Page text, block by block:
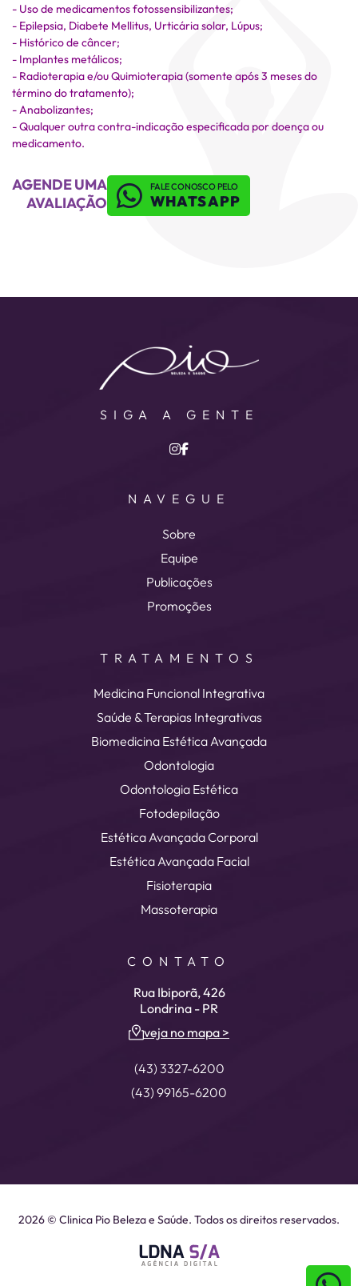
- Uso de medicamentos fotossensibilizantes;
- Epilepsia, Diabete Mellitus, Urticária solar, Lúpus;
- Histórico de câncer;
- Implantes metálicos;
- Radioterapia e/ou Quimioterapia (somente após 3 meses do
término do tratamento);
- Anabolizantes;
- Qualquer outra contra-indicação especificada por doença ou
medicamento.
AGENDE UMA
AVALIAÇÃO
FALE CONOSCO PELO
WHATSAPP
SIGA A GENTE
NAVEGUE
Sobre
Equipe
Publicações
Promoções
TRATAMENTOS
Medicina Funcional Integrativa
Saúde & Terapias Integrativas
Biomedicina Estética Avançada
Odontologia
Odontologia Estética
Fotodepilação
Estética Avançada Corporal
Estética Avançada Facial
Fisioterapia
Massoterapia
CONTATO
Rua Ibiporã, 426
Londrina - PR
veja no mapa >
(43) 3327-6200
(43) 99165-6200
2026 © Clinica Pio Beleza e Saúde. Todos os direitos reservados.